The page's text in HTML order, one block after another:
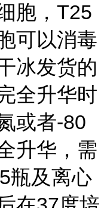
胞，T25
可以消毒
冰发货的
全升华时
或者-80
升华，需
瓶及离心